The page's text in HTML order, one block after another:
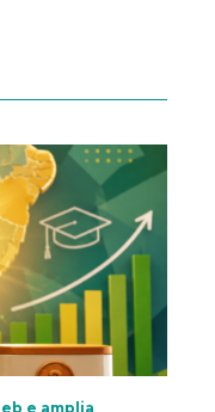
e amplia